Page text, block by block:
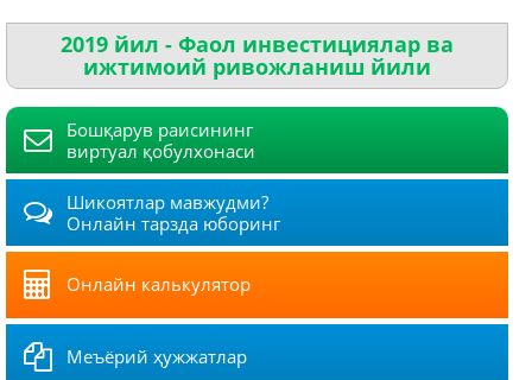
2019 йил - Фаол инвестициялар ва
ижтимоий ривожланиш йили
Бошқарув раисининг
виртуал қобулхонаси
Шикоятлар мавжудми?
Онлайн тарзда юборинг
Онлайн калькулятор
Меъёрий ҳужжатлар